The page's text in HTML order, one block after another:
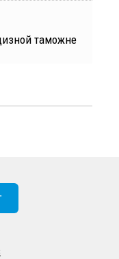
таможне